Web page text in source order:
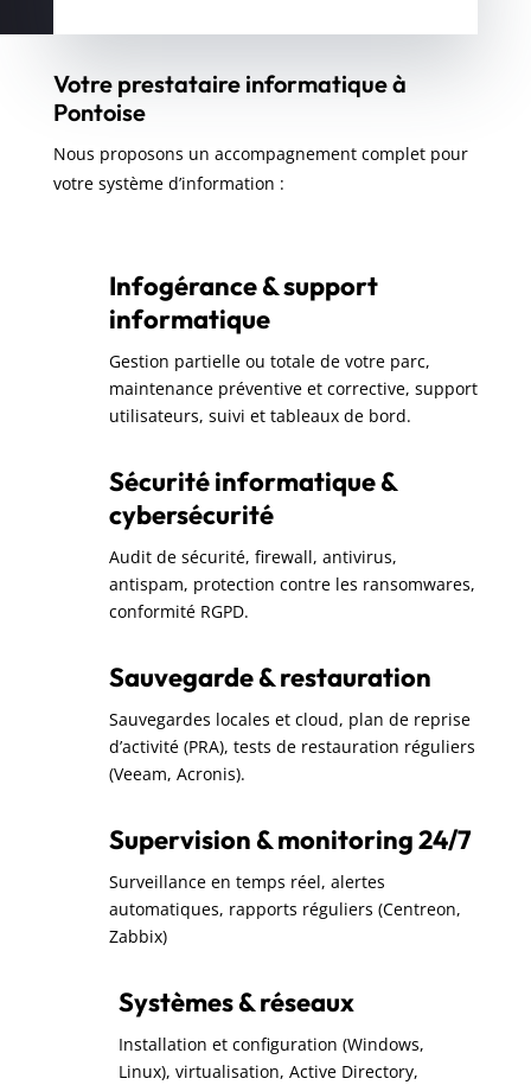
Votre prestataire informatique à
Pontoise
Nous proposons un accompagnement complet pour
votre système d’information :
Infogérance & support
informatique
Gestion partielle ou totale de votre parc,
maintenance préventive et corrective, support
utilisateurs, suivi et tableaux de bord.
Sécurité informatique &
cybersécurité
Audit de sécurité, firewall, antivirus,
antispam, protection contre les ransomwares,
conformité RGPD.
Sauvegarde & restauration
Sauvegardes locales et cloud, plan de reprise
d’activité (PRA), tests de restauration réguliers
(Veeam, Acronis).
Supervision & monitoring 24/7
Surveillance en temps réel, alertes
automatiques, rapports réguliers (Centreon,
Zabbix)
Systèmes & réseaux
Installation et configuration (Windows,
Linux), virtualisation, Active Directory,